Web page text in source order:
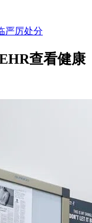
严厉处分
查看健康